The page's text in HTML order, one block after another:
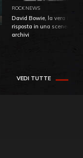
ROCK NEWS
David Bowie, la vera
risposta in una
archivi
VEDI TUTTE